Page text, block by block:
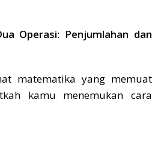
Operasi: Penjumlahan dan
matematika yang memuat
kamu menemukan cara